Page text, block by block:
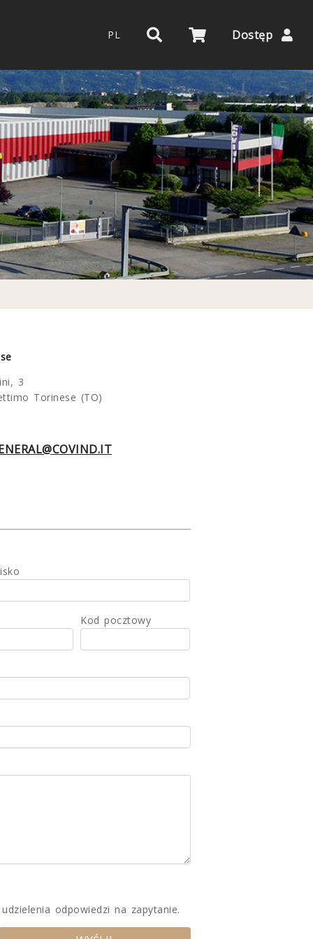
PL Dostęp
3
Torinese (TO)
Kod pocztowy
odpowiedzi na zapytanie.